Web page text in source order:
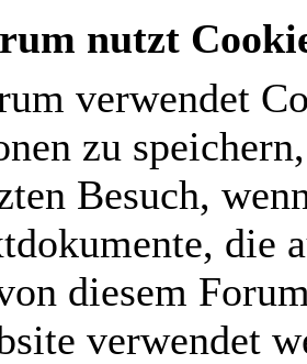
nutzt
verwendet
zu
Besuch,
die
diesem
verwendet